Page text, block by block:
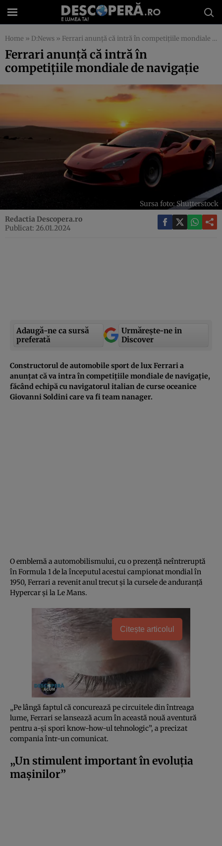
Home » D:News » Ferrari anunță că intră în competițiile mondiale de navigație
Ferrari anunță că intră în
competițiile mondiale de navigație
Sursa foto: Shutterstock
Redactia Descopera.ro
Publicat: 26.01.2024
Adaugă-ne ca sursă
preferată
Urmărește-ne in
Discover
Constructorul de automobile sport de lux Ferrari a
anunțat că va intra în competițiile mondiale de navigație,
făcând echipă cu navigatorul italian de curse oceanice
Giovanni Soldini care va fi team nanager.
O emblemă a automobilismului, cu o prezență neîntreruptă
în Formula 1 de la începutul acestui campionat mondial în
1950, Ferrari a revenit anul trecut și la cursele de anduranță
Hypercar și la Le Mans.
Citește articolul
„Pe lângă faptul că concurează pe circuitele din întreaga
lume, Ferrari se lansează acum în această nouă aventură
pentru a-și spori know-how-ul tehnologic”, a precizat
compania într-un comunicat.
„Un stimulent important în evoluția
mașinilor”